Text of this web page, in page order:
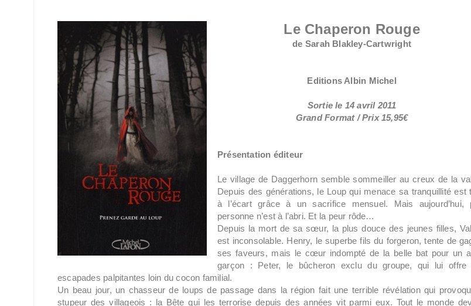
Le Chaperon Rouge
de Sarah Blakley-Cartwright
Editions Albin Michel
Sortie le 14 avril 2011
Grand Format / Prix 15,95€
Présentation éditeur
Le village de Daggerhorn semble sommeiller au creux de la
Depuis des générations, le Loup qui menace sa tranquillité est
à l’écart grâce à un sacrifice mensuel. Mais aujourd’hui,
personne n’est à l’abri. Et la peur rôde…
Depuis la mort de sa sœur, la plus douce des jeunes filles,
est inconsolable. Henry, le superbe fils du forgeron, tente de
ses faveurs, mais le cœur indompté de la belle bat pour un
garçon : Peter, le bûcheron exclu du groupe, qui lui offre
escapades palpitantes loin du cocon familial.
Un beau jour, un chasseur de loups de passage dans la région fait une terrible révélation qui
stupeur des villageois : la Bête qui les terrorise depuis des années vit parmi eux. Tout le monde